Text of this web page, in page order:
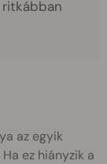
az egyik
ez hiányzik a